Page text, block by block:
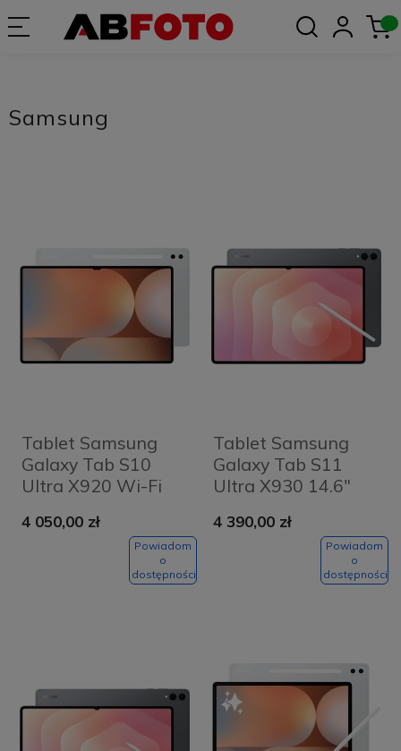
Samsung
Tablet Samsung
Galaxy Tab S10
Ultra X920 Wi-Fi
Pen Srebrny - Silver
4 050,00 zł
Powiadom
o
dostępności
Tablet Samsung
Galaxy Tab S11
Ultra X930 14.6"
Szary - Grey
4 390,00 zł
Powiadom
o
dostępności